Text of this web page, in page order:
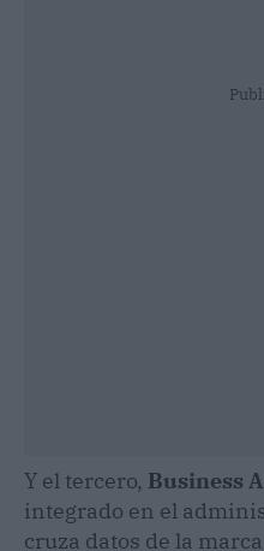
Y el tercero, Business
integrado en el
cruza datos de la